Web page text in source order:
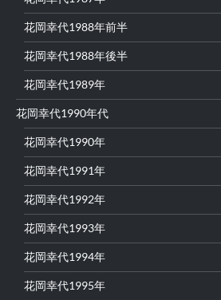
花岡幸代1988年前半
花岡幸代1988年後半
花岡幸代1989年
花岡幸代1990年代
花岡幸代1990年
花岡幸代1991年
花岡幸代1992年
花岡幸代1993年
花岡幸代1994年
花岡幸代1995年